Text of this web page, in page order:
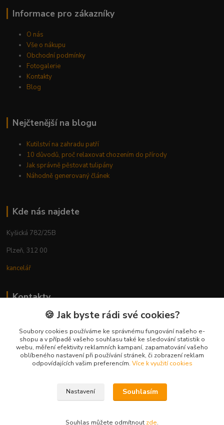
Informace pro zákazníky
O nás
Vše o nákupu
Obchodní podmínky
Fotogalerie
Kontakty
Blog
Nejčtenější na blogu
Kutilství na zahradu patří
10 důvodů, proč relaxovat chozením do přírody
Jak správně pěstovat tulipány
Náhodně generovaný článek
Kde nás najdete
Kyšická 782/25B
Plzeň, 312 00
kancelář
Kontakty
Ing. Michal Vaněk
+420 603 332 100
(Po-Pá, 10-17 hod.)
info@vyhodnynakup.eu
🍪 Jak byste rádi své cookies?
Soubory cookies používáme ke správnému fungování našeho e-
shopu a v případě vašeho souhlasu také ke sledování statistik o
webu, měření efektivity reklamních kampaní, zapamatování vašeho
oblíbeného nastavení při používání stránek, či zobrazení reklam
odpovídajících vašim preferencím. Více k využití cookies
Nastavení Souhlasím
Souhlas můžete odmítnout zde.